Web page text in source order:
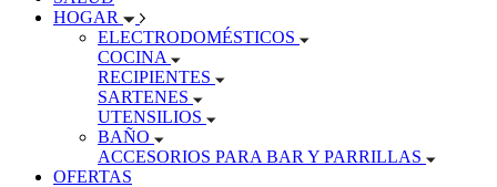
HOGAR
ELECTRODOMÉSTICOS
COCINA
RECIPIENTES
SARTENES
UTENSILIOS
BAÑO
ACCESORIOS PARA BAR Y PARRILLAS
OFERTAS